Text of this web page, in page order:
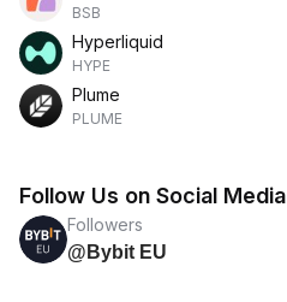
BSB
Hyperliquid
HYPE
Plume
PLUME
Follow Us on Social Media
Followers
@Bybit EU